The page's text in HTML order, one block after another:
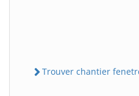
Trouver chantier